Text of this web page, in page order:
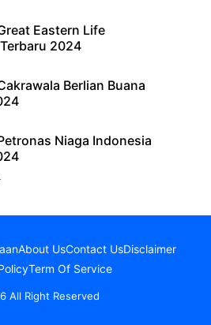
Eastern Life
2024
Berlian Buana
Niaga Indonesia
About UsContact UsDisclaimer
Term Of Service
All Right Reserved